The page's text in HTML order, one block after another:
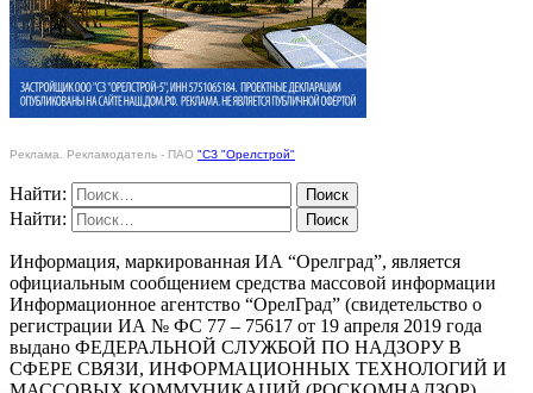
Реклама. Рекламодатель - ПАО "СЗ "Орелстрой"
Найти:
Найти:
Информация, маркированная ИА “Орелград”, является
официальным сообщением средства массовой информации
Информационное агентство “ОрелГрад” (свидетельство о
регистрации ИА № ФС 77 – 75617 от 19 апреля 2019 года
выдано ФЕДЕРАЛЬНОЙ СЛУЖБОЙ ПО НАДЗОРУ В
СФЕРЕ СВЯЗИ, ИНФОРМАЦИОННЫХ ТЕХНОЛОГИЙ И